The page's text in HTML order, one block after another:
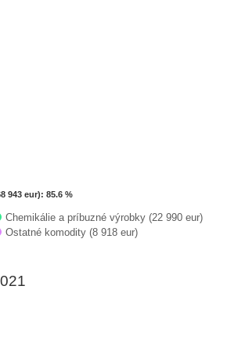
943 eur): 85.6 %
943 eur): 85.6 %
Chemikálie a príbuzné výrobky (22 990 eur)
Ostatné komodity (8 918 eur)